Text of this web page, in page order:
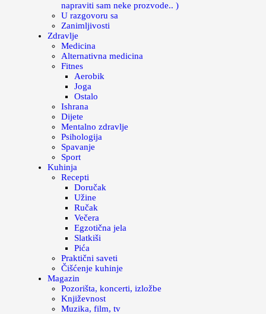
napraviti sam neke prozvode.. )
U razgovoru sa
Zanimljivosti
Zdravlje
Medicina
Alternativna medicina
Fitnes
Aerobik
Joga
Ostalo
Ishrana
Dijete
Mentalno zdravlje
Psihologija
Spavanje
Sport
Kuhinja
Recepti
Doručak
Užine
Ručak
Večera
Egzotična jela
Slatkiši
Pića
Praktični saveti
Čišćenje kuhinje
Magazin
Pozorišta, koncerti, izložbe
Književnost
Muzika, film, tv